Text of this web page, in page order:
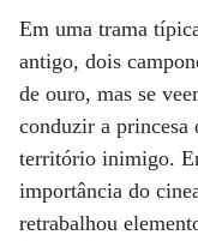
Em uma trama
antigo, dois
de ouro, mas se
conduzir a princesa
território inimigo.
importância do
retrabalhou